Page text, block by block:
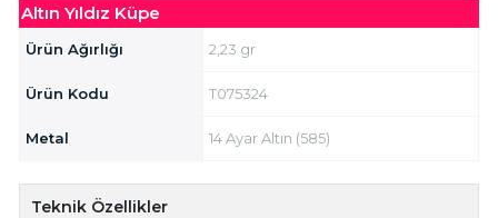
Altın Yıldız Küpe
Ürün Ağırlığı 2,23 gr
Ürün Kodu T075324
Metal 14 Ayar Altın (585)
Teknik Özellikler